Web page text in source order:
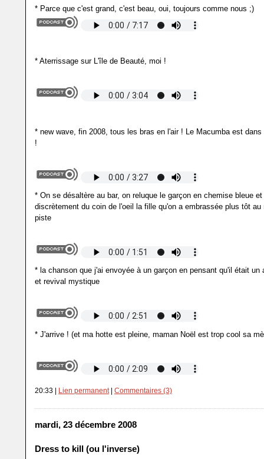
* Parce que c'est grand, c'est beau, oui, toujours comme nous ;)
* Aterrissage sur L'île de Beauté, moi !
* new wave, fin 2008, tous les bras en l'air ! Le Macumba est
!
* On se désaltère au bar, on reluque le garçon en chemise bleue
discrètement du coin de l'oeil la fille qu'on a embrassée plus tôt au
piste
* la chanson que j'ai envoyée à un garçon en pensant qu'il était un
et revival mystique
* J'arrive ! (et ma hotte est pleine, maman Noël est trop cool sa
20:33 | Lien permanent| Commentaires (3)
mardi, 23 décembre 2008
Dress to kill (ou l'inverse)